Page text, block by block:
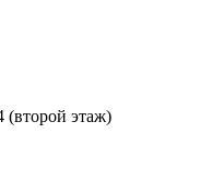
этаж)